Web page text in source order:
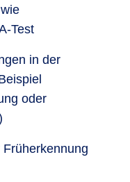
Test
in der
oder